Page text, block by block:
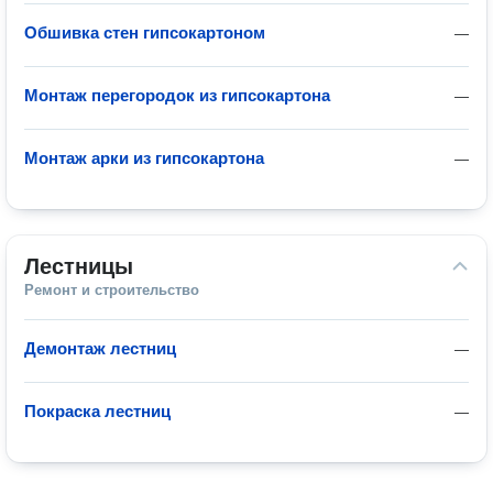
—
Обшивка стен гипсокартоном
—
Монтаж перегородок из гипсокартона
—
Монтаж арки из гипсокартона
Лестницы
Ремонт и строительство
—
Демонтаж лестниц
—
Покраска лестниц